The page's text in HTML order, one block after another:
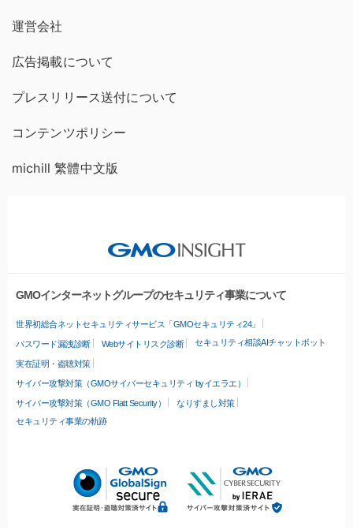
運営会社
広告掲載について
プレスリリース送付について
コンテンツポリシー
michill 繁體中文版
GMOインターネットグループのセキュリティ事業について
世界初総合ネットセキュリティサービス「GMOセキュリティ24」
パスワード漏洩診断 Webサイトリスク診断 セキュリティ相談AIチャットボット
実在証明・盗聴対策
サイバー攻撃対策（GMOサイバーセキュリティ byイエラエ）
サイバー攻撃対策（GMO Flatt Security）
なりすまし対策
セキュリティ事業の軌跡